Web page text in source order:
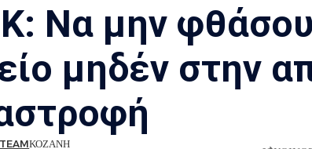
Να μην
μηδέν στην
ΚΟΖΑΝΗ